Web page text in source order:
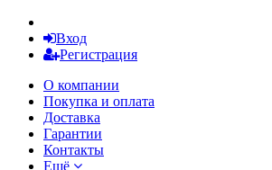
Вход
Регистрация
О компании
Покупка и оплата
Доставка
Гарантии
Контакты
Ещё